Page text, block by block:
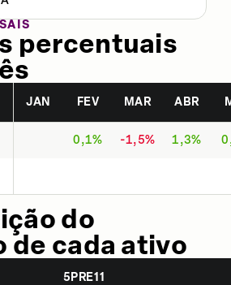
percentuais
JAN FEV MAR ABR
0,1% -1,5% 1,3%
do
de cada ativo
5PRE11